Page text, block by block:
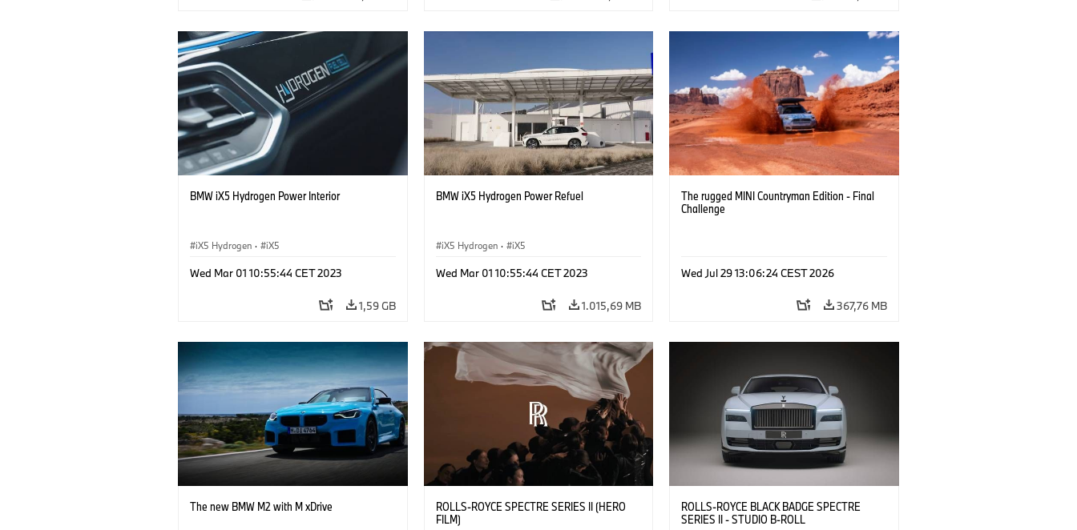
BMW iX5 Hydrogen Power Interior
iX5 Hydrogen · iX5
Wed Mar 01 10:55:44 CET 2023
1,59 GB
BMW iX5 Hydrogen Power Refuel
iX5 Hydrogen · iX5
Wed Mar 01 10:55:44 CET 2023
1.015,69 MB
The rugged MINI Countryman Edition - Final
Challenge
Wed Jul 29 13:06:24 CEST 2026
367,76 MB
The new BMW M2 with M xDrive
ROLLS-ROYCE SPECTRE SERIES II (HERO
FILM)
ROLLS-ROYCE BLACK BADGE SPECTRE
SERIES II - STUDIO B-ROLL